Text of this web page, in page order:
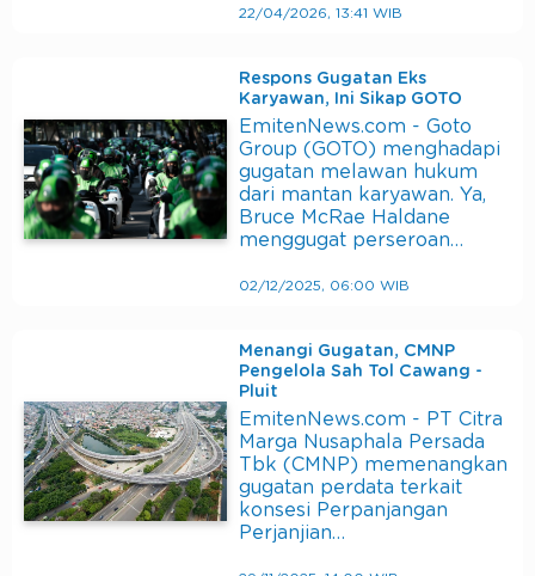
22/04/2026, 13:41 WIB
Respons Gugatan Eks
Karyawan, Ini Sikap GOTO
EmitenNews.com - Goto
Group (GOTO) menghadapi
gugatan melawan hukum
dari mantan karyawan. Ya,
Bruce McRae Haldane
menggugat perseroan…
02/12/2025, 06:00 WIB
Menangi Gugatan, CMNP
Pengelola Sah Tol Cawang -
Pluit
EmitenNews.com - PT Citra
Marga Nusaphala Persada
Tbk (CMNP) memenangkan
gugatan perdata terkait
konsesi Perpanjangan
Perjanjian…